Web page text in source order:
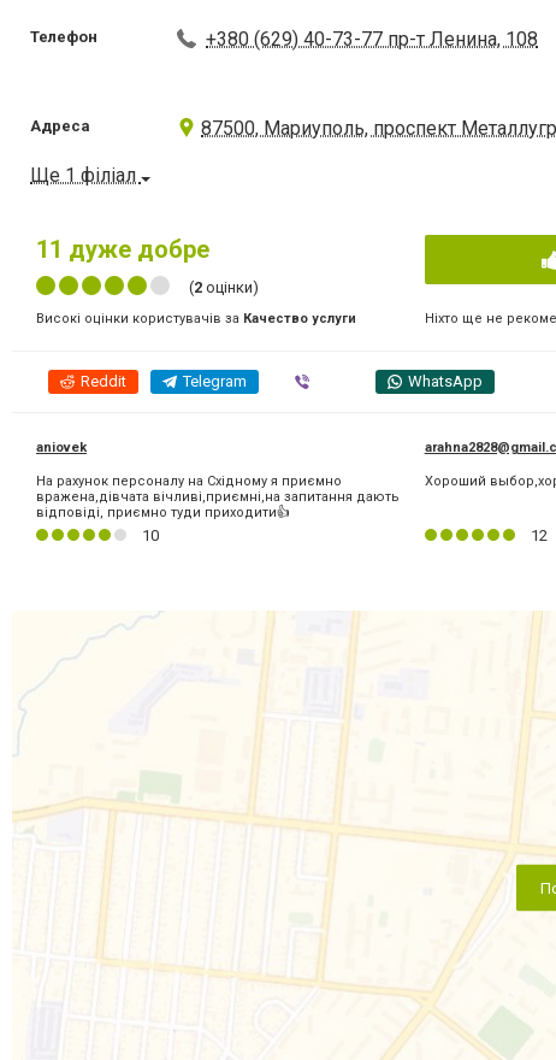
Телефон +380 (629) 40-73-77 пр-т Ленина, 108
Адреса 87500, Мариуполь, проспект
Ще 1 філіал
11 дуже добре
(2 оцінки)
Високі оцінки користувачів за Качество услуги Ніхто ще не
Reddit Telegram WhatsApp
aniovek
На рахунок персоналу на Східному я приємно
вражена,дівчата вічливі,приємні,на запитання дають
відповіді, приємно туди приходити👍
10
Хороший
12